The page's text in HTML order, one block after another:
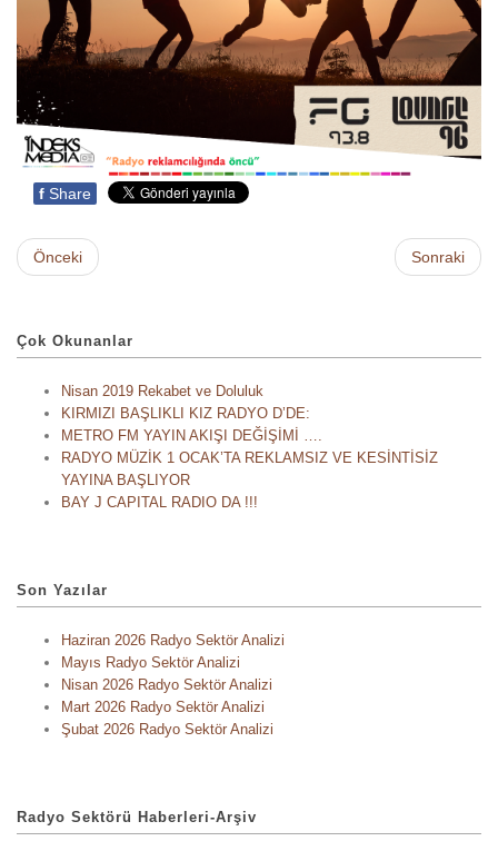
f Share
Önceki Sonraki
Çok Okunanlar
Nisan 2019 Rekabet ve Doluluk
KIRMIZI BAŞLIKLI KIZ RADYO D’DE:
METRO FM YAYIN AKIŞI DEĞİŞİMİ ….
RADYO MÜZİK 1 OCAK’TA REKLAMSIZ VE KESİNTİSİZ
YAYINA BAŞLIYOR
BAY J CAPITAL RADIO DA !!!
Son Yazılar
Haziran 2026 Radyo Sektör Analizi
Mayıs Radyo Sektör Analizi
Nisan 2026 Radyo Sektör Analizi
Mart 2026 Radyo Sektör Analizi
Şubat 2026 Radyo Sektör Analizi
Radyo Sektörü Haberleri-Arşiv